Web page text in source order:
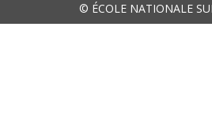
© ÉCOLE NATIONALE